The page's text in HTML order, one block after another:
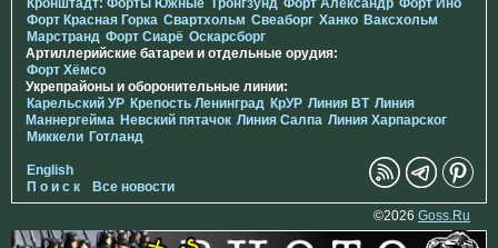
Кронштадт: Форты Южные Тронгзунд Форт Александр Форт Ино
Форт Красная Горка Свартхольм Свеаборг Ханко Ваксхольм
Марстранд Форт Сиарё Оскарсборг
Артиллерийские батареи и отдельные орудия:
Форт Хёмсо
Укрепрайоны и оборонительные линии:
Карельский УР Крепость Ленинград КрУР Линия ВТ Линия
Маннергейма Невский пятачок Линия Салпа Линия Харпарског
Миккели Готланд
English
П о и с к
Все новости
©2026 Goss.Ru